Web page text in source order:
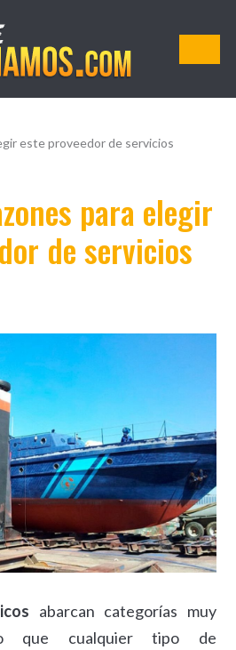
este proveedor de servicios
para elegir
de servicios
abarcan categorías muy
que cualquier tipo de